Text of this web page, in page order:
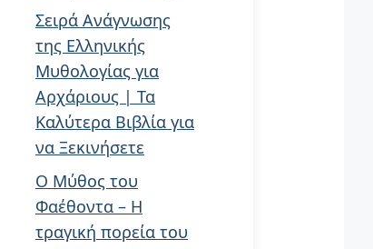
Σειρά Ανάγνωσης
της Ελληνικής
Μυθολογίας για
Αρχάριους | Τα
Καλύτερα Βιβλία για
να Ξεκινήσετε
Ο Μύθος του
Φαέθοντα – Η
τραγική πορεία του